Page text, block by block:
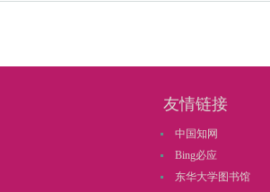
友情链接
中国知网
Bing必应
东华大学图书馆